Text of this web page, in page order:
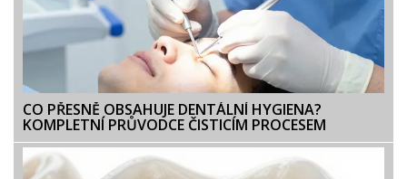
CO PŘESNĚ OBSAHUJE DENTÁLNÍ HYGIENA?
KOMPLETNÍ PRŮVODCE ČISTICÍM PROCESEM